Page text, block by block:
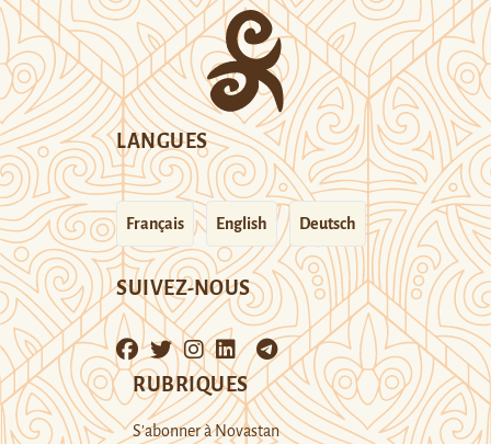
LANGUES
Français English Deutsch
SUIVEZ-NOUS
RUBRIQUES
S’abonner à Novastan